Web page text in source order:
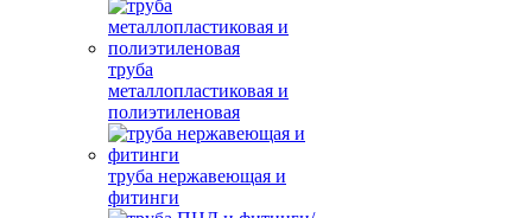
труба
металлопластиковая и
полиэтиленовая
труба нержавеющая и
фитинги